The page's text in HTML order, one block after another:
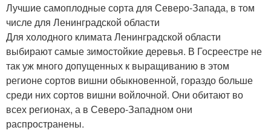
Выносливые сорта
Лучшие самоплодные сорта для Северо-Запада, в том
числе для Ленинградской области
Для холодного климата Ленинградской области
выбирают самые зимостойкие деревья. В Госреестре не
так уж много допущенных к выращиванию в этом
регионе сортов вишни обыкновенной, гораздо больше
среди них сортов вишни войлочной. Они обитают во
всех регионах, а в Северо-Западном они
распространены.